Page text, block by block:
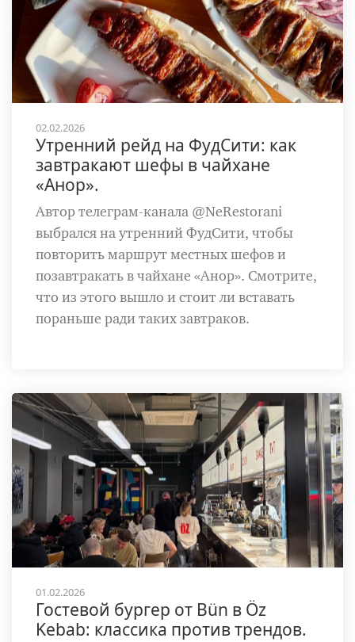
02.02.2026
Утренний рейд на ФудСити: как
завтракают шефы в чайхане
«Анор».
Автор телеграм-канала @NeRestorani
выбрался на утренний ФудСити, чтобы
повторить маршрут местных шефов и
позавтракать в чайхане «Анор». Смотрите,
что из этого вышло и стоит ли вставать
пораньше ради таких завтраков.
01.02.2026
Гостевой бургер от Bün в Öz
Kebab: классика против трендов.